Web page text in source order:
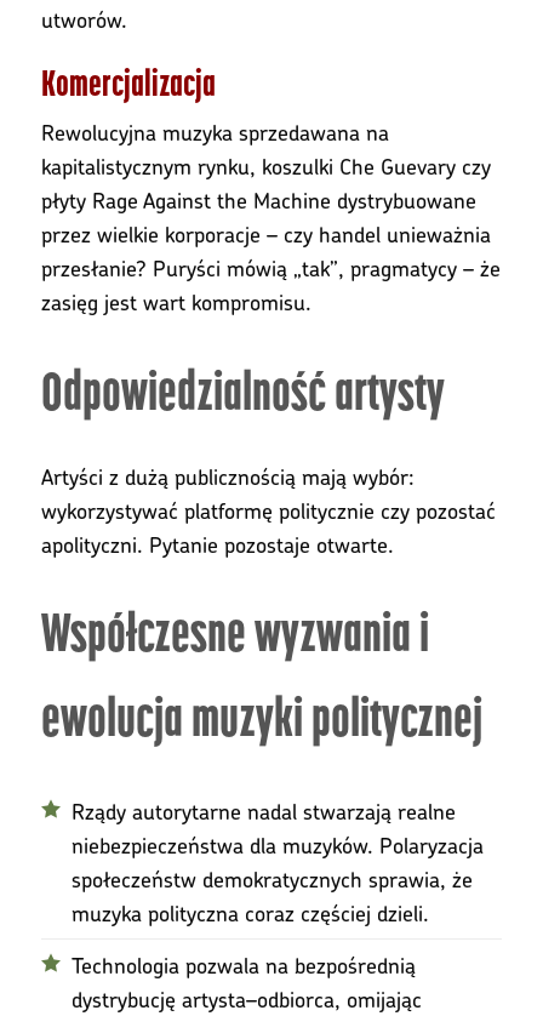
utworów.
Komercjalizacja
Rewolucyjna muzyka sprzedawana na
kapitalistycznym rynku, koszulki Che Guevary czy
płyty Rage Against the Machine dystrybuowane
przez wielkie korporacje – czy handel unieważnia
przesłanie? Puryści mówią „tak”, pragmatycy – że
zasięg jest wart kompromisu.
Odpowiedzialność artysty
Artyści z dużą publicznością mają wybór:
wykorzystywać platformę politycznie czy pozostać
apolityczni. Pytanie pozostaje otwarte.
Współczesne wyzwania i
ewolucja muzyki politycznej
Rządy autorytarne nadal stwarzają realne
niebezpieczeństwa dla muzyków. Polaryzacja
społeczeństw demokratycznych sprawia, że
muzyka polityczna coraz częściej dzieli.
Technologia pozwala na bezpośrednią
dystrybucję artysta–odbiorca, omijając